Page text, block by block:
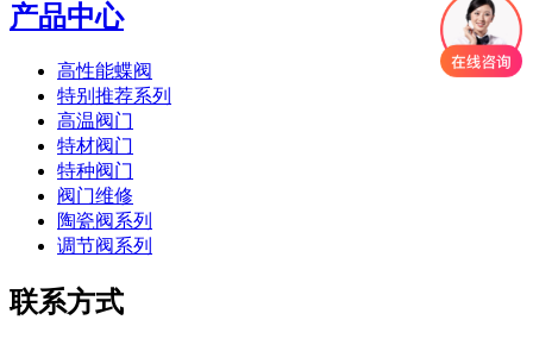
产品中心
高性能蝶阀
特别推荐系列
高温阀门
特材阀门
特种阀门
阀门维修
陶瓷阀系列
调节阀系列
联系方式